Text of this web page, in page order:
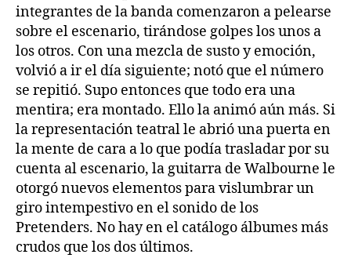
integrantes de la banda comenzaron a pelearse
sobre el escenario, tirándose golpes los unos a
los otros. Con una mezcla de susto y emoción,
volvió a ir el día siguiente; notó que el número
se repitió. Supo entonces que todo era una
mentira; era montado. Ello la animó aún más. Si
la representación teatral le abrió una puerta en
la mente de cara a lo que podía trasladar por su
cuenta al escenario, la guitarra de Walbourne le
otorgó nuevos elementos para vislumbrar un
giro intempestivo en el sonido de los
Pretenders. No hay en el catálogo álbumes más
crudos que los dos últimos.